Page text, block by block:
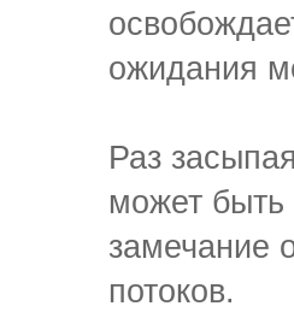
ожидания
Раз
может быть
замечание
потоков.